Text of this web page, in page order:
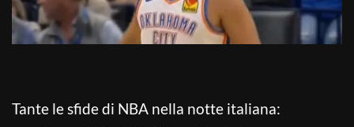
Tante le sfide di NBA nella notte italiana: